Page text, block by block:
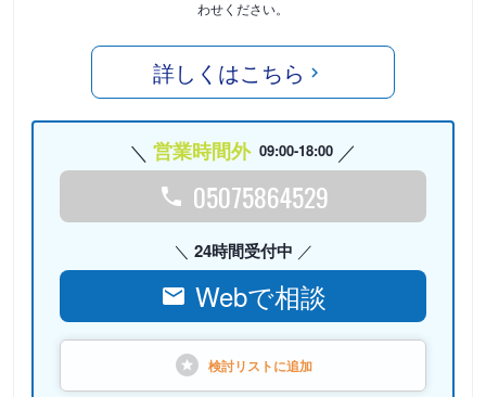
わせください。
詳しくはこちら
営業時間外 09:00-18:00
05075864529
24時間受付中
Webで相談
検討リストに追加